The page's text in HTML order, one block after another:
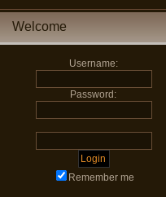
Welcome
Username:
Password:
Remember me